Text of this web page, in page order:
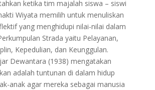
ketika tim majalah siswa – siswi
Wiyata memilih untuk menuliskan
yang menghidupi nilai-nilai dalam
Strada yaitu Pelayanan,
Kepedulian, dan Keunggulan.
Dewantara (1938) mengatakan
adalah tuntunan di dalam hidup
anak agar mereka sebagai manusia